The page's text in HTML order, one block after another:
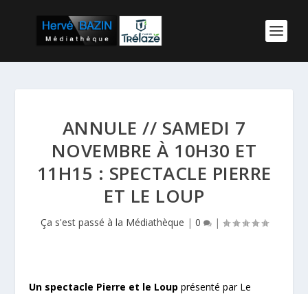
ANNULE // SAMEDI 7
NOVEMBRE À 10H30 ET
11H15 : SPECTACLE PIERRE
ET LE LOUP
Ça s'est passé à la Médiathèque | 0 |
Un spectacle Pierre et le Loup présenté par Le